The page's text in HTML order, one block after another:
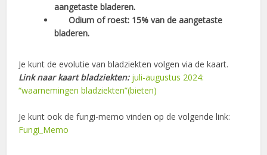
aangetaste bladeren.
Odium of roest: 15% van de aangetaste
bladeren.
Je kunt de evolutie van bladziekten volgen via de kaart.
Link naar kaart bladziekten: juli-augustus 2024:
“waarnemingen bladziekten”(bieten)
Je kunt ook de fungi-memo vinden op de volgende link:
Fungi_Memo